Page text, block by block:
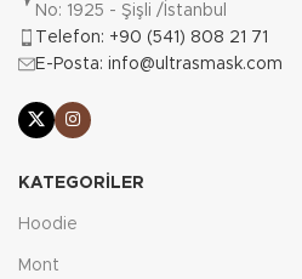
No: 1925 - Şişli /İstanbul
Telefon: +90 (541) 808 21 71
E-Posta: info@ultrasmask.com
KATEGORILER
Hoodie
Mont